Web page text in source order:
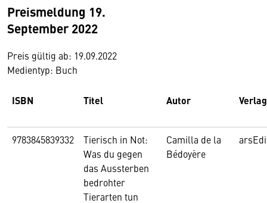
Preismeldung 19.
September 2022
Preis gültig ab: 19.09.2022
Medientyp: Buch
ISBN Titel Autor Verlag
9783845839332
Tierisch in Not:
Was du gegen
das Aussterben
bedrohter
Tierarten tun
Camilla de la
Bédoyère